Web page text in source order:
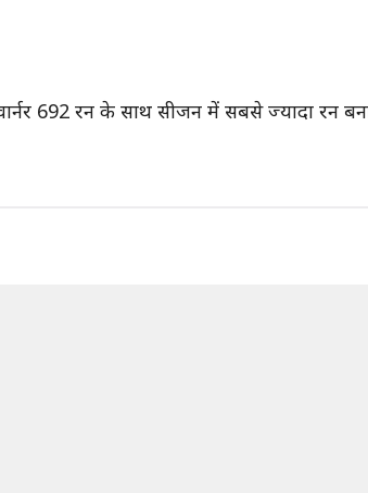
692 रन के साथ सीजन में सबसे ज्यादा रन